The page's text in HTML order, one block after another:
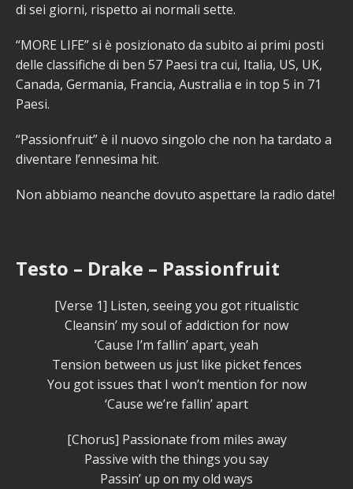
di sei giorni, rispetto ai normali sette.
“MORE LIFE” si è posizionato da subito ai primi posti
delle classifiche di ben 57 Paesi tra cui, Italia, US, UK,
Canada, Germania, Francia, Australia e in top 5 in 71
Paesi.
“Passionfruit” è il nuovo singolo che non ha tardato a
diventare l’ennesima hit.
Non abbiamo neanche dovuto aspettare la radio date!
Testo – Drake – Passionfruit
[Verse 1] Listen, seeing you got ritualistic
Cleansin’ my soul of addiction for now
‘Cause I’m fallin’ apart, yeah
Tension between us just like picket fences
You got issues that I won’t mention for now
‘Cause we’re fallin’ apart
[Chorus] Passionate from miles away
Passive with the things you say
Passin’ up on my old ways